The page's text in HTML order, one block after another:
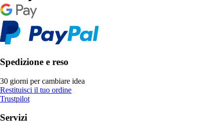
Spedizione e reso
30 giorni per cambiare idea
Restituisci il tuo ordine
Trustpilot
Servizi